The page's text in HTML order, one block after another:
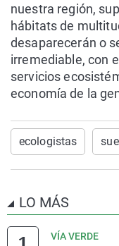
nuestra región,
hábitats de
desaparecerán o
irremediable, con
servicios
economía de la
ecologistas
LO MÁS
VÍA VERDE